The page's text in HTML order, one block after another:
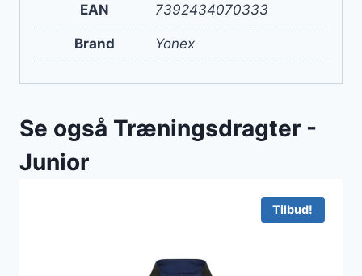
EAN 7392434070333
Brand Yonex
Se også Træningsdragter -
Junior
Tilbud!